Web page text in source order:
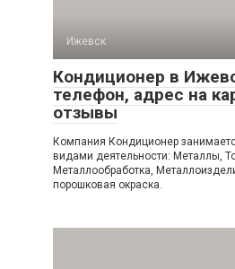
Ижевск
Кондиционер в
телефон, адрес на
отзывы
Компания Кондиционер
видами деятельности: Металлы,
Металлообработка,
порошковая окраска.